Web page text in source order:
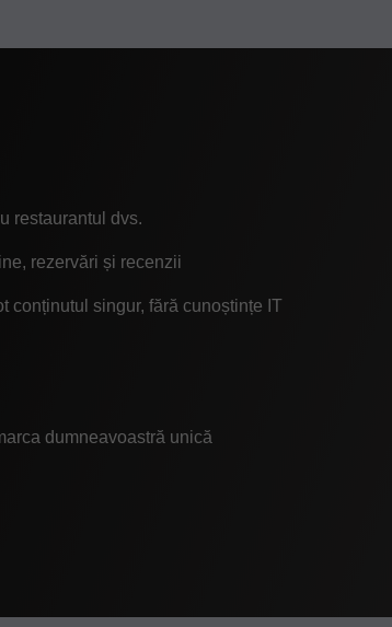
restaurantul dvs.
rezervări și recenzii
conținutul singur, fără cunoștințe IT
dumneavoastră unică